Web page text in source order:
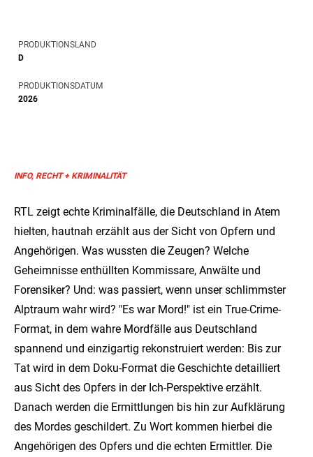
PRODUKTIONSLAND
D
PRODUKTIONSDATUM
2026
INFO, RECHT + KRIMINALITÄT
RTL zeigt echte Kriminalfälle, die Deutschland in Atem
hielten, hautnah erzählt aus der Sicht von Opfern und
Angehörigen. Was wussten die Zeugen? Welche
Geheimnisse enthüllten Kommissare, Anwälte und
Forensiker? Und: was passiert, wenn unser schlimmster
Alptraum wahr wird? "Es war Mord!" ist ein True-Crime-
Format, in dem wahre Mordfälle aus Deutschland
spannend und einzigartig rekonstruiert werden: Bis zur
Tat wird in dem Doku-Format die Geschichte detailliert
aus Sicht des Opfers in der Ich-Perspektive erzählt.
Danach werden die Ermittlungen bis hin zur Aufklärung
des Mordes geschildert. Zu Wort kommen hierbei die
Angehörigen des Opfers und die echten Ermittler. Die